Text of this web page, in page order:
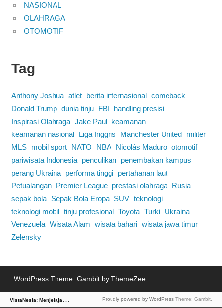
NASIONAL
OLAHRAGA
OTOMOTIF
Tag
Anthony Joshua atlet berita internasional comeback
Donald Trump dunia tinju FBI
handling presisi
Inspirasi Olahraga Jake Paul
keamanan
keamanan nasional
Liga Inggris Manchester United
militer
MLS
mobil sport NATO NBA Nicolás Maduro otomotif
pariwisata Indonesia
penculikan
penembakan kampus
perang Ukraina
performa tinggi
pertahanan laut
Petualangan
Premier League prestasi olahraga
Rusia
sepak bola
Sepak Bola Eropa SUV teknologi
teknologi mobil tinju profesional Toyota Turki
Ukraina
Venezuela Wisata Alam wisata bahari wisata jawa timur
Zelensky
WordPress Theme: Gambit by ThemeZee.
V
istaNesia: Menjelajah Dunia Lewat Berita Proudly powered by WordPress Theme: Gambit.